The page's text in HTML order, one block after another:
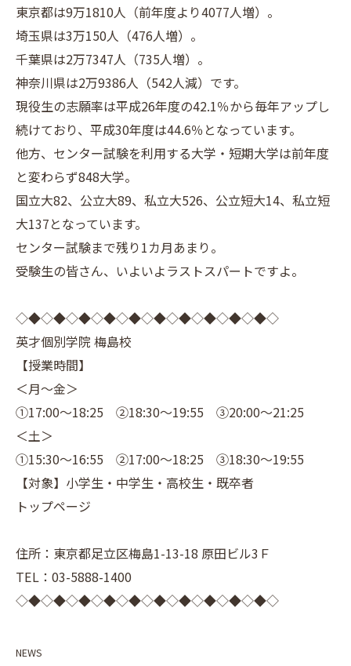
東京都は9万1810人（前年度より4077人増）。
埼玉県は3万150人（476人増）。
千葉県は2万7347人（735人増）。
神奈川県は2万9386人（542人減）です。
現役生の志願率は平成26年度の42.1％から毎年アップし
続けており、平成30年度は44.6％となっています。
他方、センター試験を利用する大学・短期大学は前年度
と変わらず848大学。
国立大82、公立大89、私立大526、公立短大14、私立短
大137となっています。
センター試験まで残り1カ月あまり。
受験生の皆さん、いよいよラストスパートですよ。
◇◆◇◆◇◆◇◆◇◆◇◆◇◆◇◆◇◆◇◆◇
英才個別学院 梅島校
【授業時間】
＜月～金＞
①17:00～18:25 ②18:30～19:55 ③20:00～21:25
＜土＞
①15:30～16:55 ②17:00～18:25 ③18:30～19:55
【対象】小学生・中学生・高校生・既卒者
トップページ
住所：東京都足立区梅島1-13-18 原田ビル3Ｆ
TEL：03-5888-1400
◇◆◇◆◇◆◇◆◇◆◇◆◇◆◇◆◇◆◇◆◇
NEWS